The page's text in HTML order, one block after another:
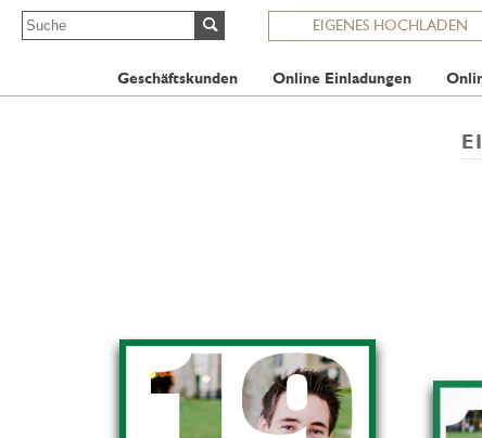
EIGENES HOCHLADEN
Geschäftskunden Online Einladungen